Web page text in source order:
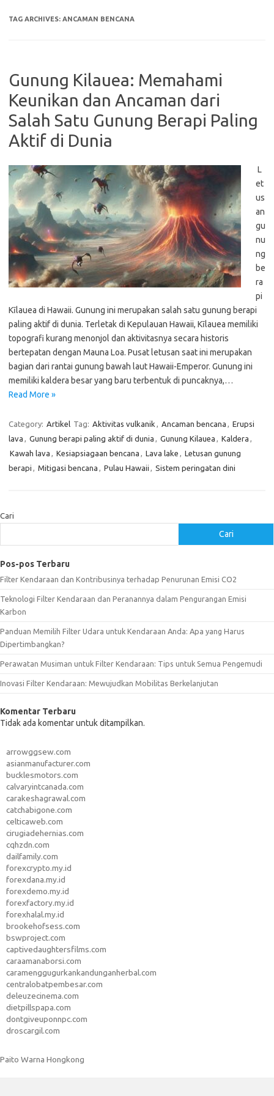
TAG ARCHIVES: ANCAMAN BENCANA
Gunung Kilauea: Memahami
Keunikan dan Ancaman dari
Salah Satu Gunung Berapi Paling
Aktif di Dunia
L
et
us
an
gu
nu
ng
be
ra
pi
Kīlauea di Hawaii. Gunung ini merupakan salah satu gunung berapi
paling aktif di dunia. Terletak di Kepulauan Hawaii, Kīlauea memiliki
topografi kurang menonjol dan aktivitasnya secara historis
bertepatan dengan Mauna Loa. Pusat letusan saat ini merupakan
bagian dari rantai gunung bawah laut Hawaii-Emperor. Gunung ini
memiliki kaldera besar yang baru terbentuk di puncaknya,…
Read More »
Category: Artikel Tag: Aktivitas vulkanik , Ancaman bencana , Erupsi
lava , Gunung berapi paling aktif di dunia , Gunung Kilauea , Kaldera ,
Kawah lava , Kesiapsiagaan bencana , Lava lake , Letusan gunung
berapi , Mitigasi bencana , Pulau Hawaii , Sistem peringatan dini
Cari
Cari
Pos-pos Terbaru
Filter Kendaraan dan Kontribusinya terhadap Penurunan Emisi CO2
Teknologi Filter Kendaraan dan Peranannya dalam Pengurangan Emisi
Karbon
Panduan Memilih Filter Udara untuk Kendaraan Anda: Apa yang Harus
Dipertimbangkan?
Perawatan Musiman untuk Filter Kendaraan: Tips untuk Semua Pengemudi
Inovasi Filter Kendaraan: Mewujudkan Mobilitas Berkelanjutan
Komentar Terbaru
Tidak ada komentar untuk ditampilkan.
arrowggsew.com
asianmanufacturer.com
bucklesmotors.com
calvaryintcanada.com
carakeshagrawal.com
catchabigone.com
celticaweb.com
cirugiadehernias.com
cqhzdn.com
dailfamily.com
forexcrypto.my.id
forexdana.my.id
forexdemo.my.id
forexfactory.my.id
forexhalal.my.id
brookehofsess.com
bswproject.com
captivedaughtersfilms.com
caraamanaborsi.com
caramenggugurkankandunganherbal.com
centralobatpembesar.com
deleuzecinema.com
dietpillspapa.com
dontgiveuponnpc.com
droscargil.com
Paito Warna Hongkong